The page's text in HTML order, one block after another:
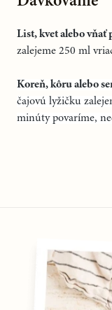
List, kvet alebo vňať
zalejeme 250 ml
Koreň, kôru alebo
čajovú lyžičku
minúty povaríme,